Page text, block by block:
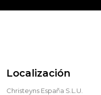
Localización
Christeyns España S.L.U.